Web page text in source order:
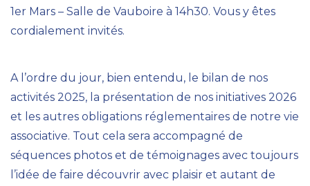
1er Mars – Salle de Vauboire à 14h30. Vous y êtes
cordialement invités.
A l’ordre du jour, bien entendu, le bilan de nos
activités 2025, la présentation de nos initiatives 2026
et les autres obligations réglementaires de notre vie
associative. Tout cela sera accompagné de
séquences photos et de témoignages avec toujours
l’idée de faire découvrir avec plaisir et autant de